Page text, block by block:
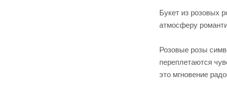
Букет из розовых
атмосферу
Розовые розы
переплетаются
это мгновение